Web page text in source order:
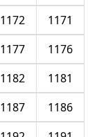
1171
1172
1176
1177
1181
1182
1186
1187